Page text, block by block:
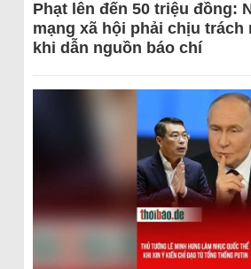
Phạt lên đến 50 triệu đồng:
mạng xã hội phải chịu trách
khi dẫn nguồn báo chí